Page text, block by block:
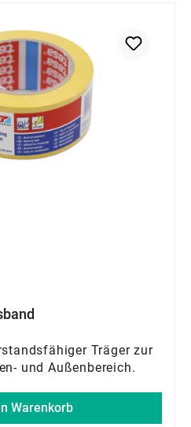
Träger zur
und Außenbereich.
Warenkorb